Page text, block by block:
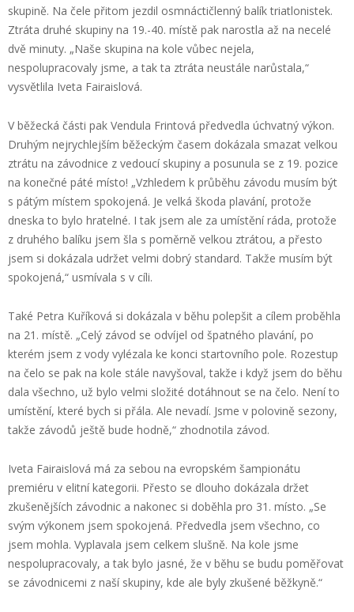
skupině. Na čele přitom jezdil osmnáctičlenný balík triatlonistek.
Ztráta druhé skupiny na 19.-40. místě pak narostla až na necelé
dvě minuty. „Naše skupina na kole vůbec nejela,
nespolupracovaly jsme, a tak ta ztráta neustále narůstala,“
vysvětlila Iveta Fairaislová.
V běžecká části pak Vendula Frintová předvedla úchvatný výkon.
Druhým nejrychlejším běžeckým časem dokázala smazat velkou
ztrátu na závodnice z vedoucí skupiny a posunula se z 19. pozice
na konečné páté místo! „Vzhledem k průběhu závodu musím být
s pátým místem spokojená. Je velká škoda plavání, protože
dneska to bylo hratelné. I tak jsem ale za umístění ráda, protože
z druhého balíku jsem šla s poměrně velkou ztrátou, a přesto
jsem si dokázala udržet velmi dobrý standard. Takže musím být
spokojená,“ usmívala s v cíli.
Také Petra Kuříková si dokázala v běhu polepšit a cílem proběhla
na 21. místě. „Celý závod se odvíjel od špatného plavání, po
kterém jsem z vody vylézala ke konci startovního pole. Rozestup
na čelo se pak na kole stále navyšoval, takže i když jsem do běhu
dala všechno, už bylo velmi složité dotáhnout se na čelo. Není to
umístění, které bych si přála. Ale nevadí. Jsme v polovině sezony,
takže závodů ještě bude hodně,“ zhodnotila závod.
Iveta Fairaislová má za sebou na evropském šampionátu
premiéru v elitní kategorii. Přesto se dlouho dokázala držet
zkušenějších závodnic a nakonec si doběhla pro 31. místo. „Se
svým výkonem jsem spokojená. Předvedla jsem všechno, co
jsem mohla. Vyplavala jsem celkem slušně. Na kole jsme
nespolupracovaly, a tak bylo jasné, že v běhu se budu poměřovat
se závodnicemi z naší skupiny, kde ale byly zkušené běžkyně.“